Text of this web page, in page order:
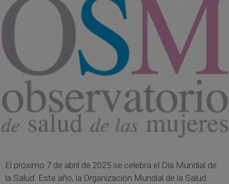
El próximo 7 de abril de 2025 se celebra el Día Mundial de
la Salud. Este año, la Organización Mundial de la Salud